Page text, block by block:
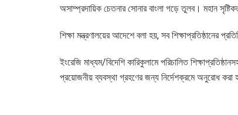
অসাম্প্রদায়িক চেতনার সোনার বাংলা গড়ে তুলব। মহান
শিক্ষা মন্ত্রণালয়ের আদেশে বলা হয়, সব শিক্ষাপ্রতিষ্ঠানের
ইংরেজি মাধ্যম/বিদেশি কারিকুলামে পরিচালিত
প্রয়োজনীয় ব্যবস্থা গ্রহণের জন্য নির্দেশক্রমে অনুরোধ করা